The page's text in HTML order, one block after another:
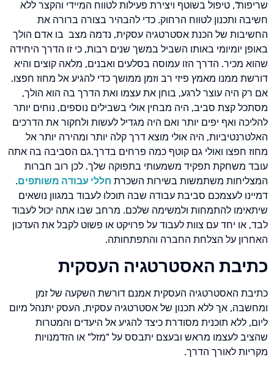
שריפות", טיפול בשוטף ויצירת פעילות לטווח המיידי והקצר ללא
חשיבה ותכנון לטווח הרחוק. כדי להבהיר בצורה ברורה את
החשיבות של הכנת אסטרטגיה עסקית, נדמה מצב בו אדם הולך
באופן יומיומי באותו השביל במשך שנים רבות, כי זו הדרך היחידה
שהוא מכיר. הדרך הזו עמוסה בסלעים ואבנים, מלאה קוצים והיא
דורשת ממנו מאמץ פיזי רב וזמן ממושך כדי להגיע אל מחוז חפצו.
אם רק היה עוצר לרגע, בוחן את עצמו ואת הדרך בה הוא הולך,
מסתכל קצת סביב, היה מבחין אולי בשבילים נוספים, נוחים יותר
להליכה ואף יפים יותר ואם היה מגדיל לעשות ולחקור את הדרכים
האלטרנטיביות, היה אולי מוצא דרך קלה יותר ומהירה יותר אל
מחוז חפצו ואולי גם קוטף כמה פרחים בדרך.גם הסביבה בה אתה
עובד משחקת תפקיד משמעותי בתפוקה שלך. לכן רוב חברות
המצליחות משתמשות בשירות השכרת חללי עבודה משותפים.
דמיינו לעצמכם סביבת עבודה שבה תוכלו לעבוד במגוון נושאים
שיתאימו להתמחות ולמשימה שלכם. מרחב שבו אתה יכול לעבוד
לבד, או יחד עם צוות לעבוד על פרויקט או פשוט לקבל את העדכון
האחרון על הצלחת החברה והתפתחותה.
כתיבת האסטרטגיה העסקית
כתיבת האסטרטגיה העסקית אמנם דורשת השקעה של זמן
ומחשבה, אך ללא תכנון של אסטרטגיה עסקית, העסק יתנהל מיום
ליום, ללא תוכנית מסודרת כיצד להגיע אל היעדים והמטרות
שהציב לעצמו מראש ובעצם יתבסס על "מזל" או הזדמנויות
מקריות לאורך הדרך.